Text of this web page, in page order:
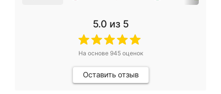
5.0 из 5
На основе 945оценок
Оставить отзыв